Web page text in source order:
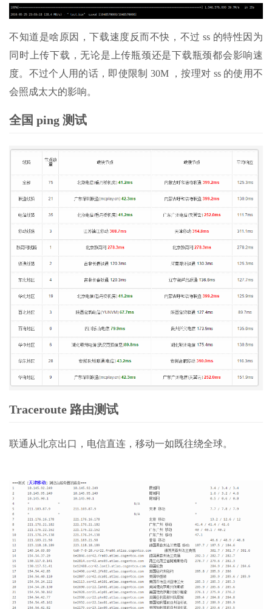
不知道是啥原因，下载速度反而不快，不过 ss 的特性因为
同时上传下载，无论是上传瓶颈还是下载瓶颈都会影响速
度。不过个人用的话，即使限制 30M ，按理对 ss 的使用不
会照成太大的影响。
全国 ping 测试
Traceroute 路由测试
联通从北京出口，电信直连，移动一如既往绕全球。